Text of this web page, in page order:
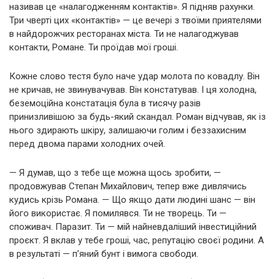
називав це «налагодженням контактів». Я підняв рахунки.
Три чверті цих «контактів» — це вечері з твоїми приятелями
в найдорожчих ресторанах міста. Ти не налагоджував
контакти, Романе. Ти проїдав мої гроші.
Кожне слово тестя було наче удар молота по ковадлу. Він
не кричав, не звинувачував. Він констатував. І ця холодна,
беземоційна констатація була в тисячу разів
принизливішою за будь-який скандал. Роман відчував, як із
нього здирають шкіру, залишаючи голим і беззахисним
перед двома парами холодних очей.
— Я думав, що з тебе ще можна щось зробити, —
продовжував Степан Михайлович, тепер вже дивлячись
кудись крізь Романа. — Що якщо дати людині шанс — він
його використає. Я помилявся. Ти не творець. Ти —
споживач. Паразит. Ти — мій найневдаліший інвестиційний
проєкт. Я вклав у тебе гроші, час, репутацію своєї родини. А
в результаті — п’яний бунт і вимога свободи.